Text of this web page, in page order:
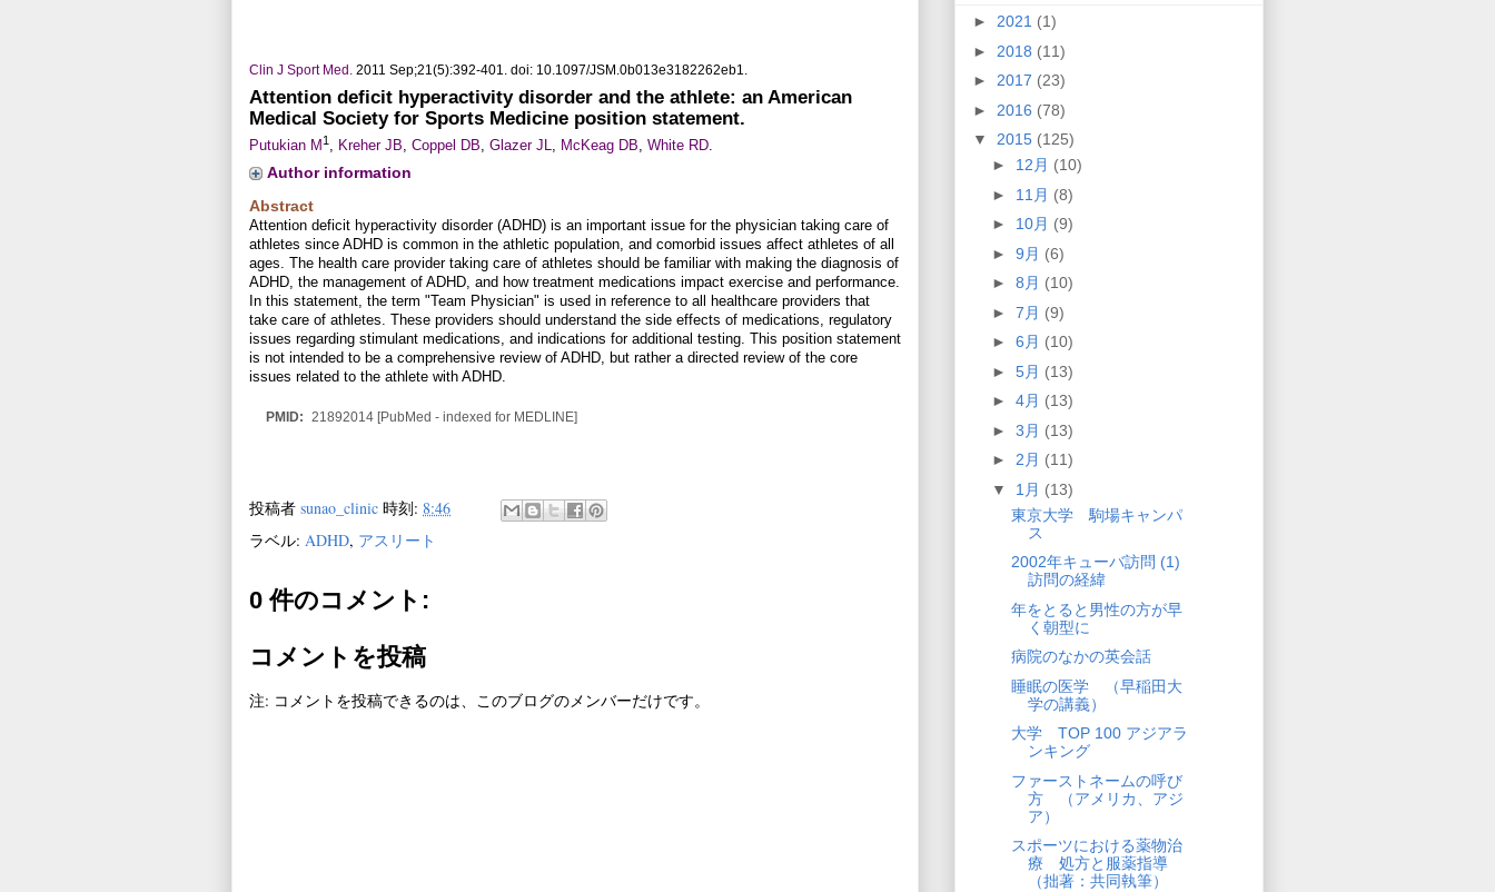
Clin J Sport Med. 2011 Sep;21(5):392-401. doi: 10.1097/JSM.0b013e3182262eb1.
Attention deficit hyperactivity disorder and the athlete: an American
Medical Society for Sports Medicine position statement.
Putukian M 1 , Kreher JB, Coppel DB, Glazer JL, McKeag DB, White RD.
Author information
Abstract
Attention deficit hyperactivity disorder (ADHD) is an important issue for the physician taking care of
athletes since ADHD is common in the athletic population, and comorbid issues affect athletes of all
ages. The health care provider taking care of athletes should be familiar with making the diagnosis of
ADHD, the management of ADHD, and how treatment medications impact exercise and performance.
In this statement, the term "Team Physician" is used in reference to all healthcare providers that
take care of athletes. These providers should understand the side effects of medications, regulatory
issues regarding stimulant medications, and indications for additional testing. This position statement
is not intended to be a comprehensive review of ADHD, but rather a directed review of the core
issues related to the athlete with ADHD.
PMID: 21892014 [PubMed - indexed for MEDLINE]
投稿者 sunao_clinic 時刻: 8:46
ラベル: ADHD, アスリート
0 件のコメント:
コメントを投稿
注: コメントを投稿できるのは、このブログのメンバーだけです。
► 2021 (1)
► 2018 (11)
► 2017 (23)
► 2016 (78)
▼ 2015 (125)
► 12月 (10)
► 11月 (8)
► 10月 (9)
► 9月 (6)
► 8月 (10)
► 7月 (9)
► 6月 (10)
► 5月 (13)
► 4月 (13)
► 3月 (13)
► 2月 (11)
▼ 1月 (13)
東京大学 駒場キャンパ
ス
2002年キューバ訪問 (1)
訪問の経緯
年をとると男性の方が早
く朝型に
病院のなかの英会話
睡眠の医学 （早稲田大
学の講義）
大学 TOP 100 アジアラ
ンキング
ファーストネームの呼び
方 （アメリカ、アジ
ア）
スポーツにおける薬物治
療 処方と服薬指導
（拙著：共同執筆）